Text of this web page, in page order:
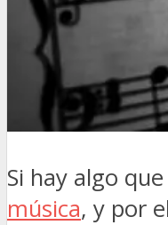
Si hay algo
música, y por